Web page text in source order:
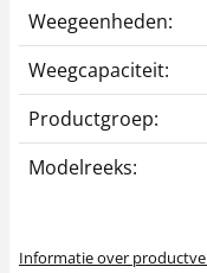
Weegeenheden:
Weegcapaciteit:
Productgroep:
Modelreeks:
Informatie over